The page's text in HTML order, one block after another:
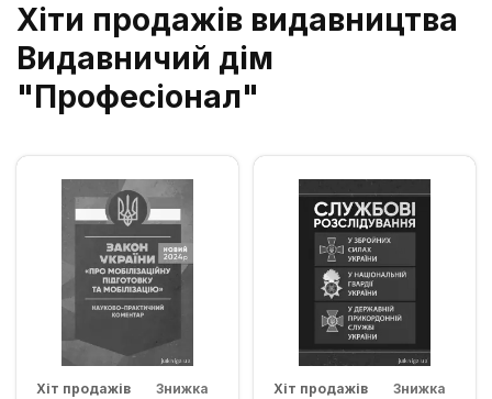
Хіти продажів видавництва
Видавничий дім
"Професіонал"
Хіт продажів Знижка Хіт продажів Знижка